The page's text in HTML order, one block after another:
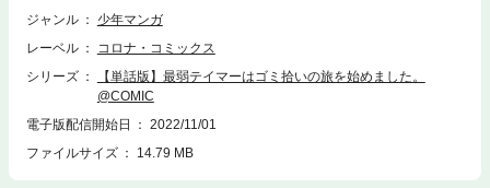
ジャンル
少年マンガ
レーベル
コロナ・コミックス
シリーズ
【単話版】最弱テイマーはゴミ拾いの旅を始めました。
@COMIC
電子版配信開始日
2022/11/01
ファイルサイズ
14.79 MB